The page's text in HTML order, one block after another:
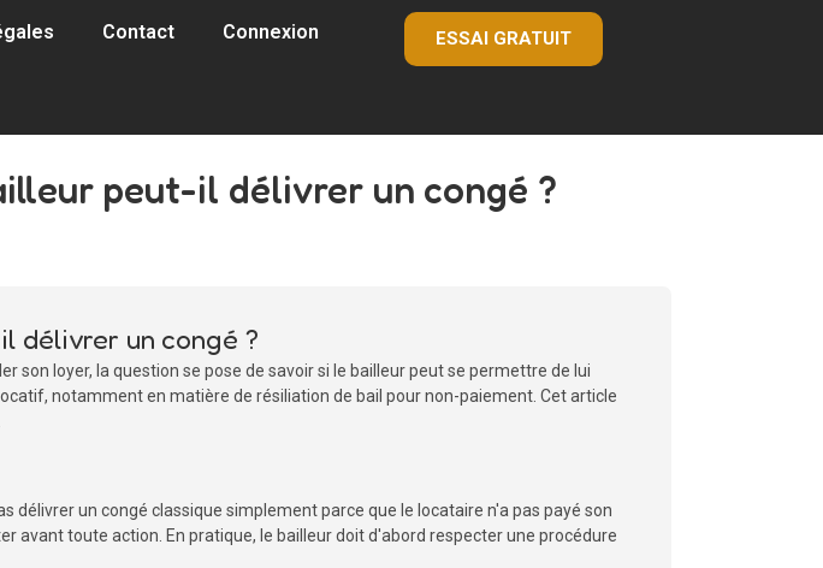
Contact Connexion ESSAI GRATUIT
peut-il délivrer un congé ?
délivrer un congé ?
son loyer, la question se pose de savoir si le bailleur peut se permettre de lui
notamment en matière de résiliation de bail pour non-paiement. Cet article
un congé classique simplement parce que le locataire n'a pas payé son
avant toute action. En pratique, le bailleur doit d'abord respecter une procédure